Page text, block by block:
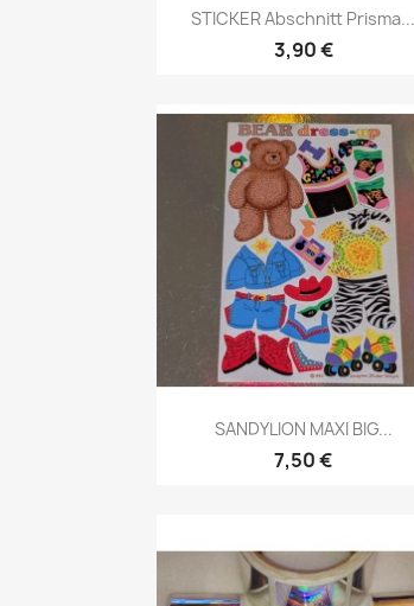
STICKER Abschnitt Prisma...
3,90 €
SANDYLION MAXI BIG...
7,50 €